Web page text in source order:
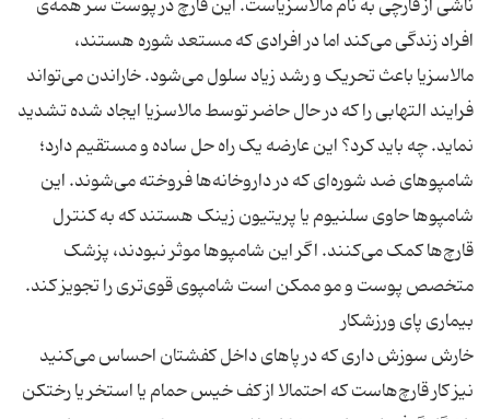
ناشی از قارچی به نام مالاسزیاست. این قارچ در پوست سر همه‌ی
افراد زندگی می‌کند اما در افرادی که مستعد شوره هستند،
مالاسزیا باعث تحریک و رشد زیاد سلول می‌شود. خاراندن می‌تواند
فرایند التهابی را که در حال حاضر توسط مالاسزیا ایجاد شده تشدید
نماید. چه باید کرد؟ این عارضه یک راه حل ساده و مستقیم دارد؛
شامپوهای ضد شوره‌ای که در داروخانه‌ها فروخته می‌شوند. این
شامپوها حاوی سلنیوم یا پریتیون زینک هستند که به کنترل
قارچ‌ها کمک می‌کنند. اگر این شامپوها موثر نبودند، پزشک
خارش سوزش داری که در پاهای داخل کفشتان احساس می‌کنید
نیز کار قارچ‌هاست که احتمالا از کف خیس حمام یا استخر یا رختکن